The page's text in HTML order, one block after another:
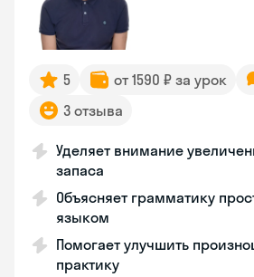
5 от 1590 ₽ за урок
3 отзыва
Уделяет внимание
запаса
Объясняет грамматику
языком
Помогает улучшить
практику